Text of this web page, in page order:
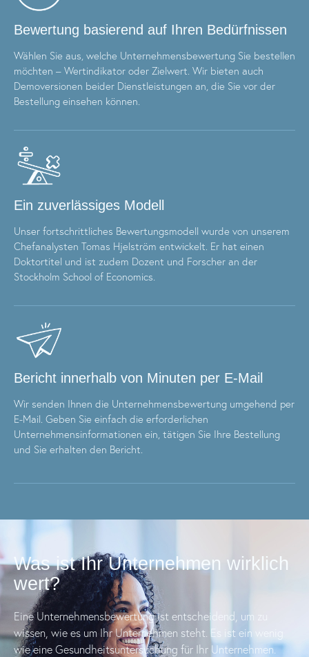
Bewertung basierend auf Ihren Bedürfnissen
Wählen Sie aus, welche Unternehmensbewertung Sie bestellen
möchten – Wertindikator oder Zielwert. Wir bieten auch
Demoversionen beider Dienstleistungen an, die Sie vor der
Bestellung einsehen können.
Ein zuverlässiges Modell
Unser fortschrittliches Bewertungsmodell wurde von unserem
Chefanalysten Tomas Hjelström entwickelt. Er hat einen
Doktortitel und ist zudem Dozent und Forscher an der
Stockholm School of Economics.
Bericht innerhalb von Minuten per E-Mail
Wir senden Ihnen die Unternehmensbewertung umgehend per
E-Mail. Geben Sie einfach die erforderlichen
Unternehmensinformationen ein, tätigen Sie Ihre Bestellung
und Sie erhalten den Bericht.
Was ist Ihr Unternehmen wirklich
wert?
Eine Unternehmensbewertung ist entscheidend, um zu
wissen, wie es um Ihr Unternehmen steht. Es ist ein wenig
wie eine Gesundheitsuntersuchung für Ihr Unternehmen.